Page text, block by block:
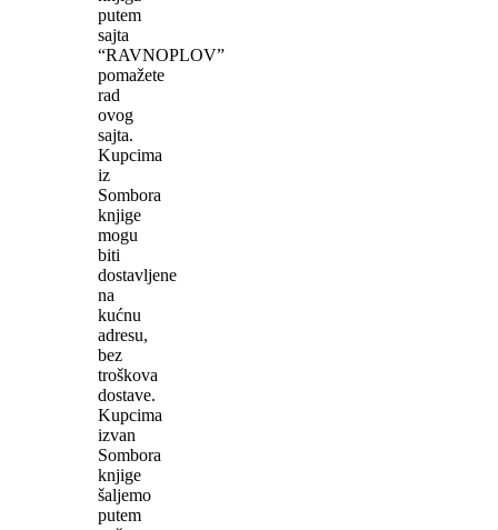
putem
sajta
“RAVNOPLOV”
pomažete
rad
ovog
sajta.
Kupcima
iz
Sombora
knjige
mogu
biti
dostavljene
na
kućnu
adresu,
bez
troškova
dostave.
Kupcima
izvan
Sombora
knjige
šaljemo
putem